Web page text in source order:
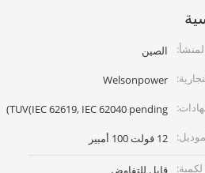
الصين
Welsonpower
TUV(IEC 62619, IEC 62040 pending)
12 فولت 100 أمبير
لكمية:
قابل للتفاوض